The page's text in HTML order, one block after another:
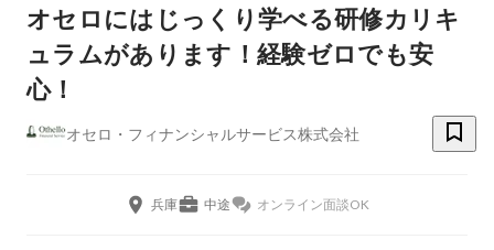
オセロにはじっくり学べる研修カリキ
ュラムがあります！経験ゼロでも安
心！
オセロ・フィナンシャルサービス株式会社
兵庫 中途 オンライン面談OK